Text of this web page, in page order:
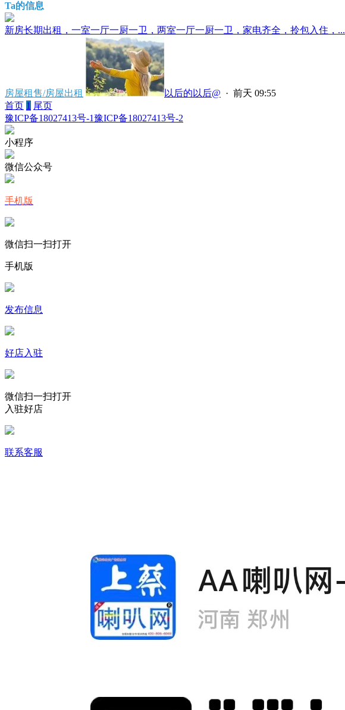
Ta的信息
新房长期出租，一室一厅一厨一卫，两室一厅一厨一卫，家电齐全，拎包入住，...
房屋租售/房屋出租 以后的以后@ · 前天 09:55
首页 1 尾页
豫ICP备18027413号-1豫ICP备18027413号-2
小程序
微信公众号
手机版
微信扫一扫打开
手机版
发布信息
好店入驻
微信扫一扫打开
入驻好店
联系客服